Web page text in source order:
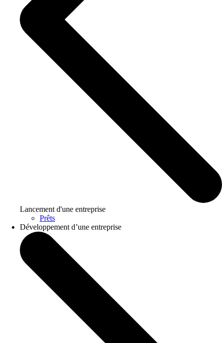
Lancement d'une entreprise
Prêts
Développement d’une entreprise